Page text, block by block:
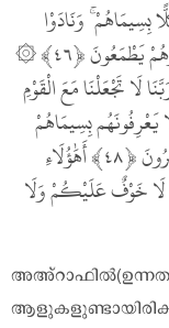
بِسِيمَاهُمْۚوَنَادَوْا
يَطْمَعُونَ
۞
لَا تَجْعَلْنَا مَعَ الْقَوْمِ
بِسِيمَاهُمْ
أَهَٰؤُلَاءِ
لَا خَوْفٌ عَلَيْكُمْ وَلَا